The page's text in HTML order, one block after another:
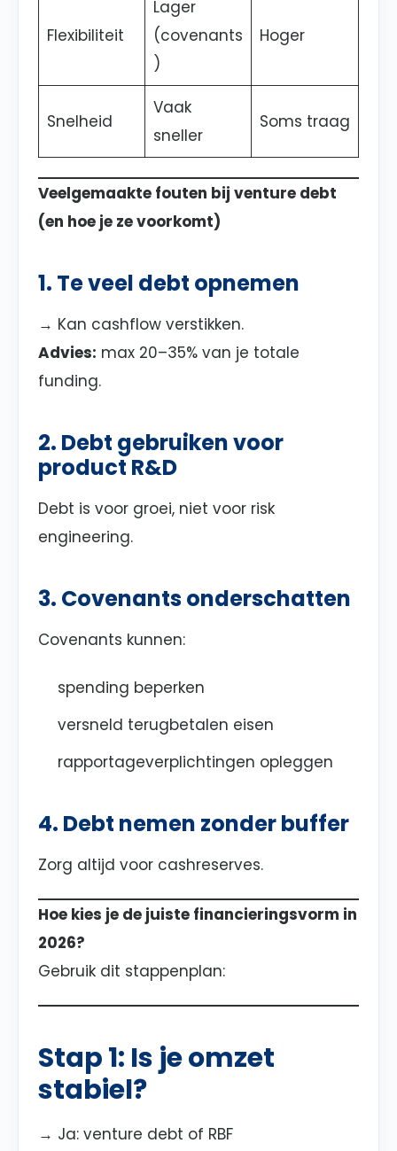
Flexibiliteit
Lager
(covenants
)
Hoger
Snelheid
Vaak
sneller
Soms traag
Veelgemaakte fouten bij venture debt
(en hoe je ze voorkomt)
1. Te veel debt opnemen
→ Kan cashflow verstikken.
Advies: max 20–35% van je totale
funding.
2. Debt gebruiken voor
product R&D
Debt is voor groei, niet voor risk
engineering.
3. Covenants onderschatten
Covenants kunnen:
spending beperken
versneld terugbetalen eisen
rapportageverplichtingen opleggen
4. Debt nemen zonder buffer
Zorg altijd voor cashreserves.
Hoe kies je de juiste financieringsvorm in
2026?
Gebruik dit stappenplan:
Stap 1: Is je omzet
stabiel?
→ Ja: venture debt of RBF